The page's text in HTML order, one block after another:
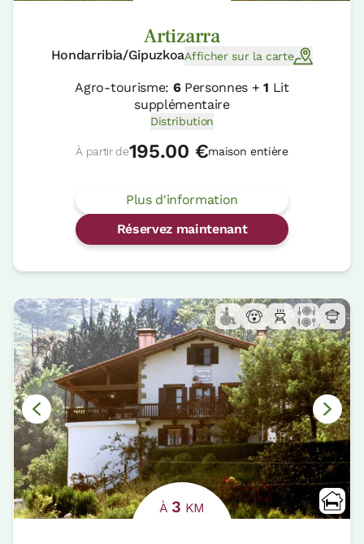
Artizarra
Hondarribia/GipuzkoaAfficher sur la carte
Agro-tourisme: 6Personnes +1 Lit
supplémentaire
Distribution
À partir de195.00 €maison entière
Plus d'information
Réservez maintenant
À 3 KM